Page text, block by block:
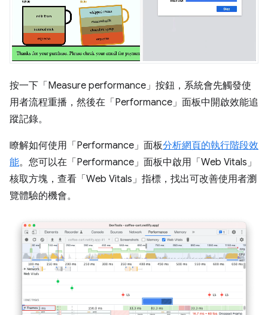
按一下「Measure performance」 按鈕，系統會先觸發使
用者流程重播，然後在「Performance」 面板中開啟效能追
蹤記錄。
瞭解如何使用「Performance」 面板分析網頁的執行階段效
能。您可以在「Performance」 面板中啟用「Web Vitals」
核取方塊，查看「Web Vitals」 指標，找出可改善使用者瀏
覽體驗的機會。